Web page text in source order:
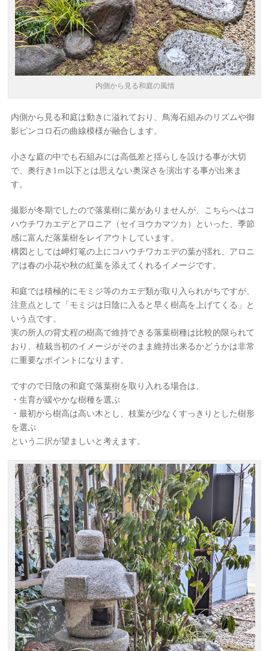
内側から見る和庭の風情
内側から見る和庭は動きに溢れており、鳥海石組みのリズムや御
影ピンコロ石の曲線模様が融合します。
小さな庭の中でも石組みには高低差と揺らしを設ける事が大切
で、奥行き1ｍ以下とは思えない奥深さを演出する事が出来ま
す。
撮影が冬期でしたので落葉樹に葉がありませんが、こちらへはコ
ハウチワカエデとアロニア（セイヨウカマツカ）といった、季節
感に富んだ落葉樹をレイアウトしています。
構図としては岬灯篭の上にコハウチワカエデの葉が揺れ、アロニ
アは春の小花や秋の紅葉を添えてくれるイメージです。
和庭では積極的にモミジ等のカエデ類が取り入られがちですが、
注意点として「モミジは日陰に入ると早く樹高を上げてくる」と
いう点です。
実の所人の背丈程の樹高で維持できる落葉樹種は比較的限られて
おり、植栽当初のイメージがそのまま維持出来るかどうかは非常
に重要なポイントになります。
ですので日陰の和庭で落葉樹を取り入れる場合は、
・生育が緩やかな樹種を選ぶ
・最初から樹高は高い木とし、枝葉が少なくすっきりとした樹形
を選ぶ
という二択が望ましいと考えます。